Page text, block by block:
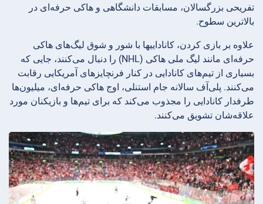
تفریحی بزرگسالان، مسابقات دانشگاهی و هاکی حرفه‌ای در
بالاترین سطوح.
علاوه بر بازی کردن، کاناداییها با شور و شوق لیگ‌های هاکی
حرفه‌ای مانند لیگ ملی هاکی (NHL) را دنبال می‌کنند، جایی که
بسیاری از تیم‌های کانادایی در کنار فرنچایزهای آمریکایی رقابت
می‌کنند. پلی‌آف سالانه جام استنلی، اوج هاکی حرفه‌ای، میلیون‌ها
طرفدار کانادایی را مجذوب می‌کند که برای تیم‌ها و بازیکنان مورد
علاقه‌شان تشویق می‌کنند.